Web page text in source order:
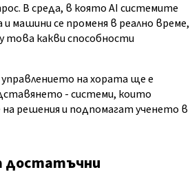
В среда, в която AI системите
машини се променя в реално време,
това какви способности
на хората ще е
- системи, които
решения и подпомагат ученето в
достатъчни